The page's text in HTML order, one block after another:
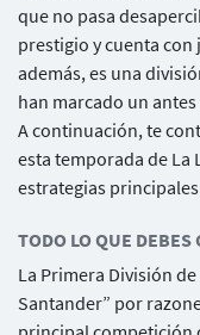
que no pasa
prestigio y cuenta
además, es una
han marcado un
A continuación, te
esta temporada de La
estrategias
TODO LO QUE DEBES
La Primera División
Santander” por